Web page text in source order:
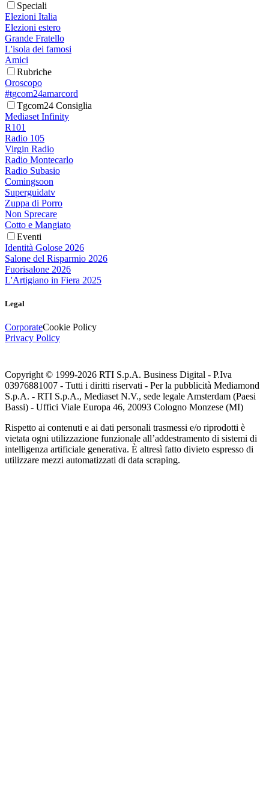
Speciali
Elezioni Italia
Elezioni estero
Grande Fratello
L'isola dei famosi
Amici
Rubriche
Oroscopo
#tgcom24amarcord
Tgcom24 Consiglia
Mediaset Infinity
R101
Radio 105
Virgin Radio
Radio Montecarlo
Radio Subasio
Comingsoon
Superguidatv
Zuppa di Porro
Non Sprecare
Cotto e Mangiato
Eventi
Identità Golose 2026
Salone del Risparmio 2026
Fuorisalone 2026
L'Artigiano in Fiera 2025
Legal
CorporateCookie Policy
Privacy Policy
Copyright © 1999-2026 RTI S.p.A. Business Digital - P.Iva
03976881007 - Tutti i diritti riservati - Per la pubblicità Mediamond
S.p.A. - RTI S.p.A., Mediaset N.V., sede legale Amsterdam (Paesi
Bassi) - Uffici Viale Europa 46, 20093 Cologno Monzese (MI)
Rispetto ai contenuti e ai dati personali trasmessi e/o riprodotti è
vietata ogni utilizzazione funzionale all’addestramento di sistemi di
intelligenza artificiale generativa. È altresì fatto divieto espresso di
utilizzare mezzi automatizzati di data scraping.